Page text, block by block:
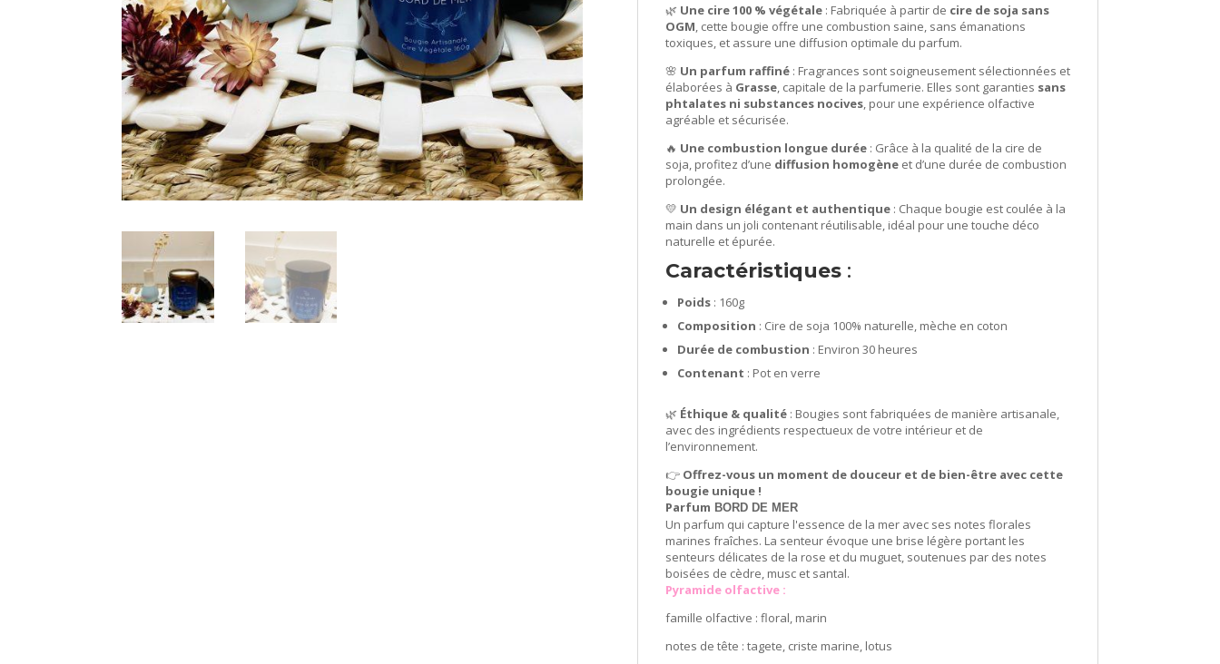
🌿 Une cire 100 % végétale: Fabriquée à partir de cire de soja sans
OGM, cette bougie offre une combustion saine, sans émanations
toxiques, et assure une diffusion optimale du parfum.
🌸 Un parfum raffiné: Fragrances sont soigneusement sélectionnées et
élaborées à Grasse, capitale de la parfumerie. Elles sont garanties sans
phtalates ni substances nocives, pour une expérience olfactive
agréable et sécurisée.
🔥 Une combustion longue durée: Grâce à la qualité de la cire de
soja, profitez d’une diffusion homogèneet d’une durée de combustion
prolongée.
💛 Un design élégant et authentique: Chaque bougie est coulée à la
main dans un joli contenant réutilisable, idéal pour une touche déco
naturelle et épurée.
Caractéristiques:
Poids: 160g
Composition : Cire de soja 100% naturelle, mèche en coton
Durée de combustion : Environ 30 heures
Contenant : Pot en verre
🌿 Éthique & qualité: Bougies sont fabriquées de manière artisanale,
avec des ingrédients respectueux de votre intérieur et de
l’environnement.
👉 Offrez-vous un moment de douceur et de bien-être avec cette
bougie unique !
Parfum BORD DE MER
Un parfum qui capture l'essence de la mer avec ses notes florales
marines fraîches. La senteur évoque une brise légère portant les
senteurs délicates de la rose et du muguet, soutenues par des notes
boisées de cèdre, musc et santal.
Pyramide olfactive :
famille olfactive : floral, marin
notes de tête : tagete, criste marine, lotus